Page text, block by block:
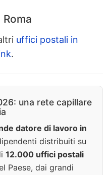
uffici postali in
.
una rete capillare
datore di lavoro in
distribuiti su
12.000 uffici postali
Paese, dai grandi